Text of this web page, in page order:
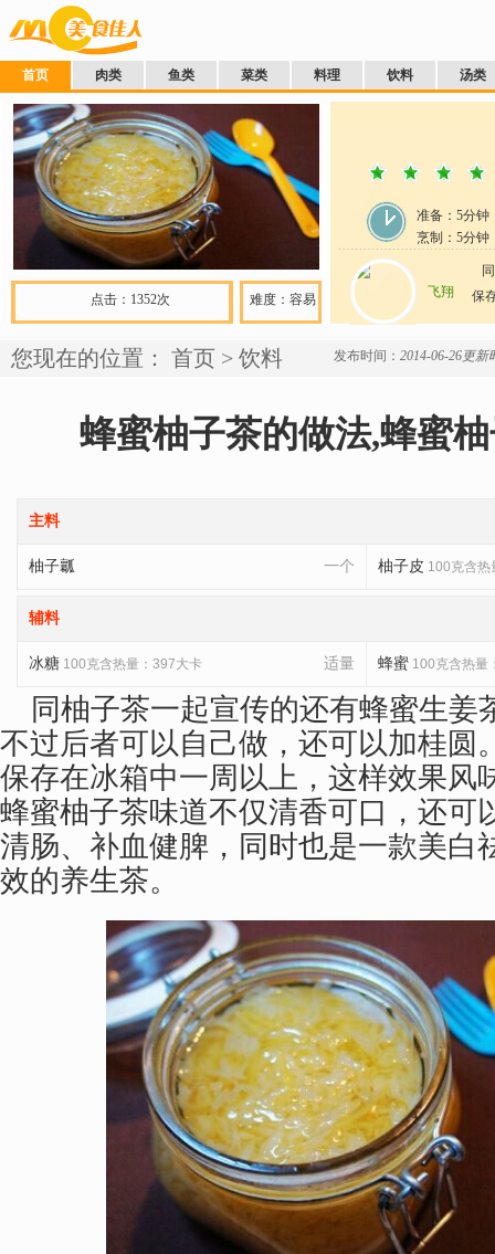
首页 肉类 鱼类 菜类 料理 饮料 汤类
难度：容易
点击：1352次
准备： 5分钟
烹制： 5分钟
飞翔
保
发布时间： 2014-06-26更新
您现在的位置： 首页 > 饮料
蜂蜜柚子茶的做法,蜂蜜
主料
一个
柚子瓤 柚子皮 100克含热
辅料
适量
冰糖 100克含热量：397大卡 蜂蜜 100克含热量
同柚子茶一起宣传的还有蜂蜜生姜
不过后者可以自己做，还可以加桂圆
保存在冰箱中一周以上，这样效果风
蜂蜜柚子茶味道不仅清香可口，还可
清肠、补血健脾，同时也是一款美白
效的养生茶。